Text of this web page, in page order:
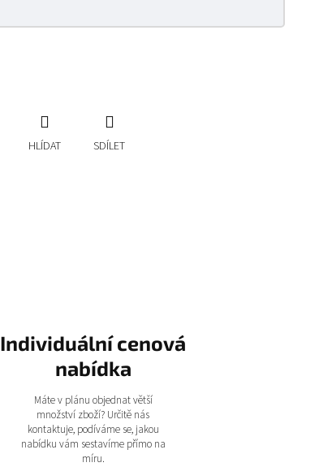
HLÍDAT SDÍLET
Individuální cenová
nabídka
Máte v plánu objednat větší
množství zboží? Určitě nás
kontaktuje, podíváme se, jakou
nabídku vám sestavíme přímo na
míru.